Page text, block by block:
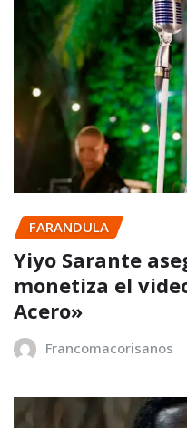
FARANDULA
Yiyo Sarante
monetiza el
Acero»
Francomacorisanos